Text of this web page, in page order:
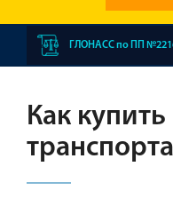
ГЛОНАСС по ПП
Как